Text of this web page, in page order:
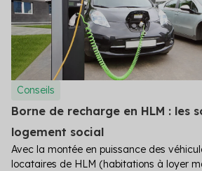
Conseils
Borne de recharge en HLM : les
logement social
Avec la montée en puissance des
locataires de HLM (habitations à loyer